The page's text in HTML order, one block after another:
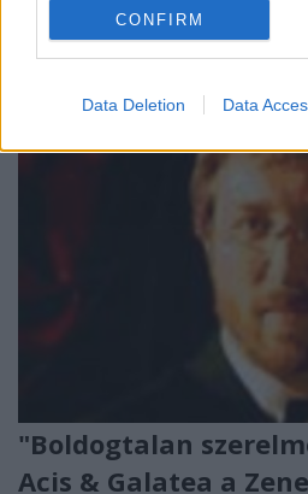
CONFIRM
Data Deletion Data
szinhaz.hufotó: Bálint F. Gyula
"Boldogtalan
Acis & Galatea a